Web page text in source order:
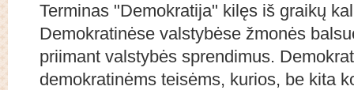
Terminas "Demokratija" kilęs iš graikų
Demokratinėse valstybėse žmonės
priimant valstybės sprendimus.
demokratinėms teisėms, kurios, be kita